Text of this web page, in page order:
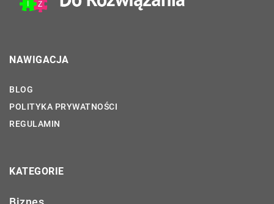
NAWIGACJA
BLOG
POLITYKA PRYWATNOŚCI
REGULAMIN
KATEGORIE